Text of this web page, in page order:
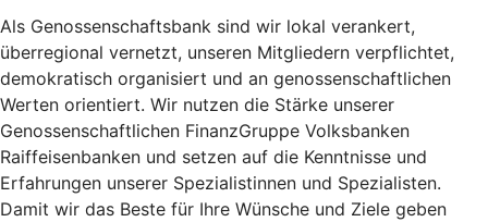
Als Genossenschaftsbank sind wir lokal verankert,
überregional vernetzt, unseren Mitgliedern verpflichtet,
demokratisch organisiert und an genossenschaftlichen
Werten orientiert. Wir nutzen die Stärke unserer
Genossenschaftlichen FinanzGruppe Volksbanken
Raiffeisenbanken und setzen auf die Kenntnisse und
Erfahrungen unserer Spezialistinnen und Spezialisten.
Damit wir das Beste für Ihre Wünsche und Ziele geben